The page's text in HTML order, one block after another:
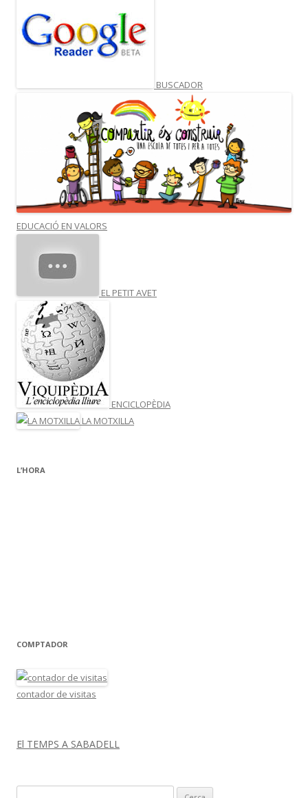
BUSCADOR
EDUCACIÓ EN VALORS
EL PETIT AVET
ENCICLOPÈDIA
LA MOTXILLA
L’HORA
COMPTADOR
contador de visitas
El TEMPS A SABADELL